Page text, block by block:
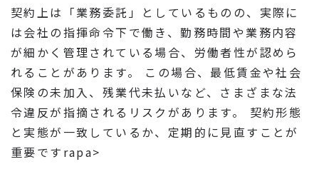
契約上は「業務委託」としているものの、実際に
は会社の指揮命令下で働き、勤務時間や業務内容
が細かく管理されている場合、労働者性が認めら
れることがあります。 この場合、最低賃金や社会
保険の未加入、残業代未払いなど、さまざまな法
令違反が指摘されるリスクがあります。 契約形態
と実態が一致しているか、定期的に見直すことが
重要ですrapa>